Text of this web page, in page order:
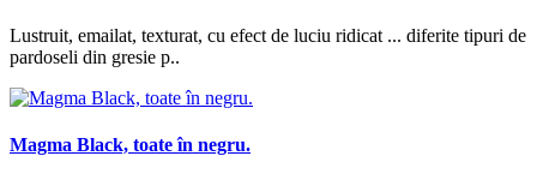
Lustruit, emailat, texturat, cu efect de luciu ridicat ... diferite tipuri de
pardoseli din gresie p..
Magma Black, toate în negru.